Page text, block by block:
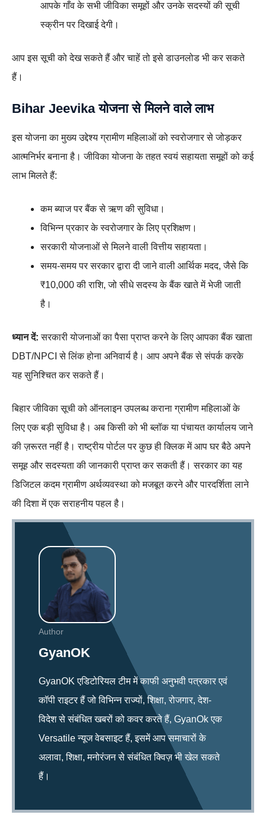
आपके गाँव के सभी जीविका समूहों और उनके सदस्यों की सूची
स्क्रीन पर दिखाई देगी।
आप इस सूची को देख सकते हैं और चाहें तो इसे डाउनलोड भी कर सकते
हैं।
Bihar Jeevika योजना से मिलने वाले लाभ
इस योजना का मुख्य उद्देश्य ग्रामीण महिलाओं को स्वरोजगार से जोड़कर
आत्मनिर्भर बनाना है। जीविका योजना के तहत स्वयं सहायता समूहों को कई
लाभ मिलते हैं:
कम ब्याज पर बैंक से ऋण की सुविधा।
विभिन्न प्रकार के स्वरोजगार के लिए प्रशिक्षण।
सरकारी योजनाओं से मिलने वाली वित्तीय सहायता।
समय-समय पर सरकार द्वारा दी जाने वाली आर्थिक मदद, जैसे कि
₹10,000 की राशि, जो सीधे सदस्य के बैंक खाते में भेजी जाती
है।
ध्यान दें: सरकारी योजनाओं का पैसा प्राप्त करने के लिए आपका बैंक खाता
DBT/NPCI से लिंक होना अनिवार्य है। आप अपने बैंक से संपर्क करके
यह सुनिश्चित कर सकते हैं।
बिहार जीविका सूची को ऑनलाइन उपलब्ध कराना ग्रामीण महिलाओं के
लिए एक बड़ी सुविधा है। अब किसी को भी ब्लॉक या पंचायत कार्यालय जाने
की ज़रूरत नहीं है। राष्ट्रीय पोर्टल पर कुछ ही क्लिक में आप घर बैठे अपने
समूह और सदस्यता की जानकारी प्राप्त कर सकती हैं। सरकार का यह
डिजिटल कदम ग्रामीण अर्थव्यवस्था को मजबूत करने और पारदर्शिता लाने
की दिशा में एक सराहनीय पहल है।
Author
GyanOK
GyanOK एडिटोरियल टीम में काफी अनुभवी पत्रकार एवं
कॉपी राइटर हैं जो विभिन्न राज्यों, शिक्षा, रोजगार, देश-
विदेश से संबंधित खबरों को कवर करते हैं, GyanOk एक
Versatile न्यूज वेबसाइट हैं, इसमें आप समाचारों के
अलावा, शिक्षा, मनोरंजन से संबंधित क्विज़ भी खेल सकते
हैं।